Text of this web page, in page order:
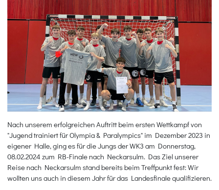
Nach unserem erfolgreichen Auftritt beim ersten Wettkampf von
"Jugend trainiert für Olympia & Paralympics" im Dezember 2023 in
eigener Halle, ging es für die Jungs der WK3 am Donnerstag,
08.02.2024 zum RB-Finale nach Neckarsulm. Das Ziel unserer
Reise nach Neckarsulm stand bereits beim Treffpunkt fest: Wir
wollten uns auch in diesem Jahr für das Landesfinale qualifizieren.